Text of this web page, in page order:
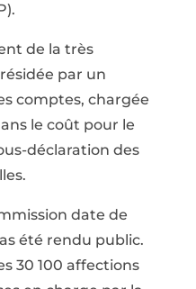
de la très
par un
comptes, chargée
le coût pour le
déclaration des
date de
été rendu public.
30 100 affections